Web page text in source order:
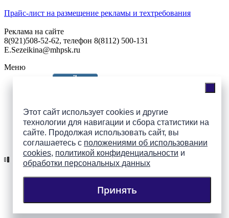
Этот сайт использует cookies и другие
технологии для навигации и сбора статистики на
сайте. Продолжая использовать сайт, вы
соглашаетесь с положениями об использовании
cookies, политикой конфиденциальности и
обработки персональных данных
Принять
Прайс-лист на размещение рекламы и техтребования
Реклама на сайте
8(921)508-52-62, телефон 8(8112) 500-131
E.Sezeikina@mhpsk.ru
Меню
Подпишись на группы
ПАИ в соцсетях!